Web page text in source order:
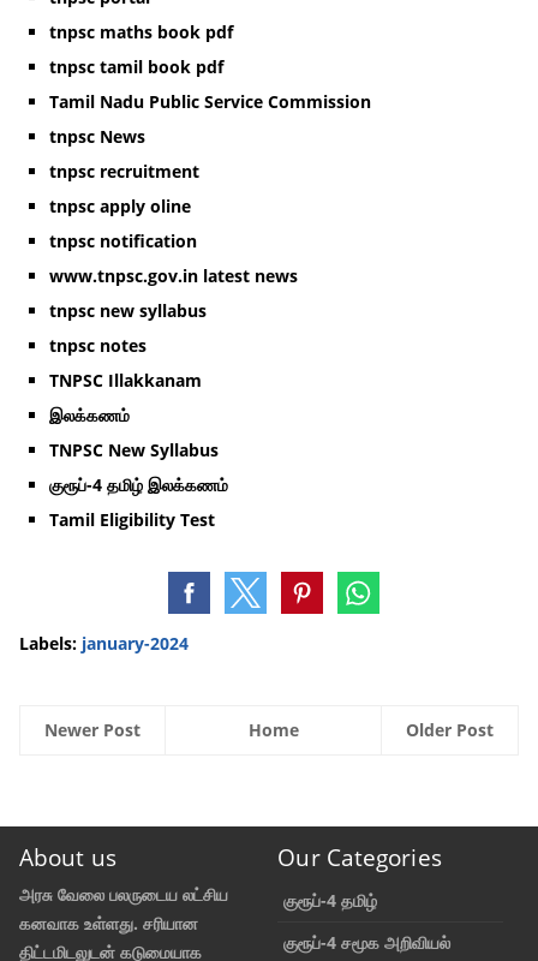
tnpsc maths book pdf
tnpsc tamil book pdf
Tamil Nadu Public Service Commission
tnpsc News
tnpsc recruitment
tnpsc apply oline
tnpsc notification
www.tnpsc.gov.in latest news
tnpsc new syllabus
tnpsc notes
TNPSC Illakkanam
இலக்கணம்
TNPSC New Syllabus
குரூப்-4 தமிழ் இலக்கணம்
Tamil Eligibility Test
Labels: january-2024
Newer Post Older Post
Home
About us
அரசு வேலை பலருடைய லட்சிய
கனவாக உள்ளது. சரியான
திட்டமிடலுடன் கடுமையாக
Our Categories
குரூப்-4 தமிழ்
குரூப்-4 சமூக அறிவியல்